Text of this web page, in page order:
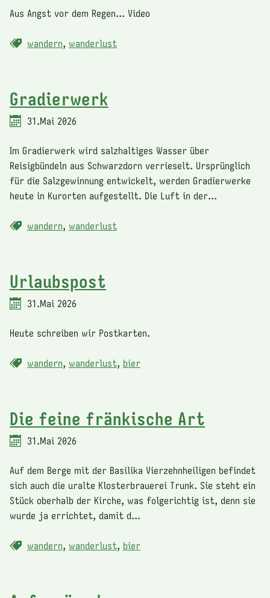
Aus Angst vor dem Regen... Video
wandern, wanderlust
Gradierwerk
31.Mai 2026
Im Gradierwerk wird salzhaltiges Wasser über
Reisigbündeln aus Schwarzdorn verrieselt. Ursprünglich
für die Salzgewinnung entwickelt, werden Gradierwerke
heute in Kurorten aufgestellt. Die Luft in der...
wandern, wanderlust
Urlaubspost
31.Mai 2026
Heute schreiben wir Postkarten.
wandern, wanderlust, bier
Die feine fränkische Art
31.Mai 2026
Auf dem Berge mit der Basilika Vierzehnheiligen befindet
sich auch die uralte Klosterbrauerei Trunk. Sie steht ein
Stück oberhalb der Kirche, was folgerichtig ist, denn sie
wurde ja errichtet, damit d...
wandern, wanderlust, bier